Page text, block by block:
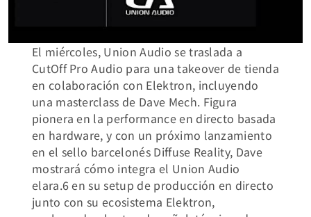
El miércoles, Union Audio se traslada a
CutOff Pro Audio para una takeover de tienda
en colaboración con Elektron, incluyendo
una masterclass de Dave Mech. Figura
pionera en la performance en directo basada
en hardware, y con un próximo lanzamiento
en el sello barcelonés Diffuse Reality, Dave
mostrará cómo integra el Union Audio
elara.6 en su setup de producción en directo
junto con su ecosistema Elektron,